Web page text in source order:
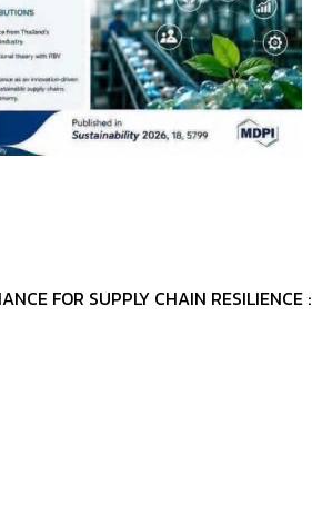
FOR SUPPLY CHAIN RESILIENCE :